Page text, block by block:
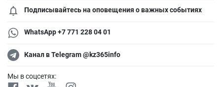
Подписывайтесь на оповещения о важных событиях
WhatsApp +7 771 228 04 01
Канал в Telegram @kz365info
Мы в соцсетях: